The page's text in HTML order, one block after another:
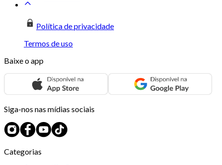
Política de privacidade
Termos de uso
Baixe o app
Siga-nos nas mídias sociais
Categorias